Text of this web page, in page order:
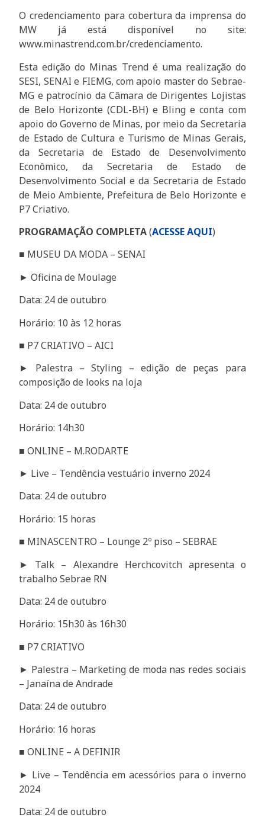
O credenciamento para cobertura da imprensa do
MW já está disponível no site:
www.minastrend.com.br/credenciamento.
Esta edição do Minas Trend é uma realização do
SESI, SENAI e FIEMG, com apoio master do Sebrae-
MG e patrocínio da Câmara de Dirigentes Lojistas
de Belo Horizonte (CDL-BH) e Bling e conta com
apoio do Governo de Minas, por meio da Secretaria
de Estado de Cultura e Turismo de Minas Gerais,
da Secretaria de Estado de Desenvolvimento
Econômico, da Secretaria de Estado de
Desenvolvimento Social e da Secretaria de Estado
de Meio Ambiente, Prefeitura de Belo Horizonte e
P7 Criativo.
PROGRAMAÇÃO COMPLETA(ACESSE AQUI)
■ MUSEU DA MODA – SENAI
► Oficina de Moulage
Data: 24 de outubro
Horário: 10 às 12 horas
■ P7 CRIATIVO – AICI
► Palestra – Styling – edição de peças para
composição de looks na loja
Data: 24 de outubro
Horário: 14h30
■ ONLINE – M.RODARTE
► Live – Tendência vestuário inverno 2024
Data: 24 de outubro
Horário: 15 horas
■ MINASCENTRO – Lounge 2º piso – SEBRAE
► Talk – Alexandre Herchcovitch apresenta o
trabalho Sebrae RN
Data: 24 de outubro
Horário: 15h30 às 16h30
■ P7 CRIATIVO
► Palestra – Marketing de moda nas redes sociais
– Janaína de Andrade
Data: 24 de outubro
Horário: 16 horas
■ ONLINE – A DEFINIR
► Live – Tendência em acessórios para o inverno
2024
Data: 24 de outubro